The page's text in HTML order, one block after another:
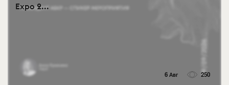
Expo 2...
6 Авг 250